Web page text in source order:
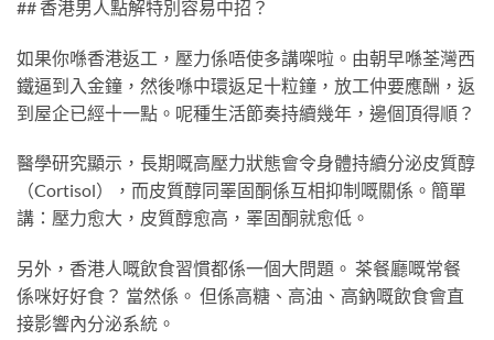
## 香港男人點解特別容易中招？
如果你喺香港返工，壓力係唔使多講㗎啦。由朝早喺荃灣西
鐵逼到入金鐘，然後喺中環返足十粒鐘，放工仲要應酬，返
到屋企已經十一點。呢種生活節奏持續幾年，邊個頂得順？
醫學研究顯示，長期嘅高壓力狀態會令身體持續分泌皮質醇
（Cortisol），而皮質醇同睪固酮係互相抑制嘅關係。簡單
講：壓力愈大，皮質醇愈高，睪固酮就愈低。
另外，香港人嘅飲食習慣都係一個大問題。 茶餐廳嘅常餐
係咪好好食？ 當然係。 但係高糖、高油、高鈉嘅飲食會直
接影響內分泌系統。